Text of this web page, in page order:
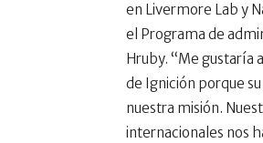
en Livermore Lab y
el Programa de
Hruby. “Me gustaría
de Ignición porque
nuestra misión.
internacionales nos